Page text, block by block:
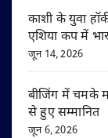
काशी के युवा
एशिया कप में
जून 14, 2026
बीजिंग में चमके
से हुए सम्मानित
जून 6, 2026